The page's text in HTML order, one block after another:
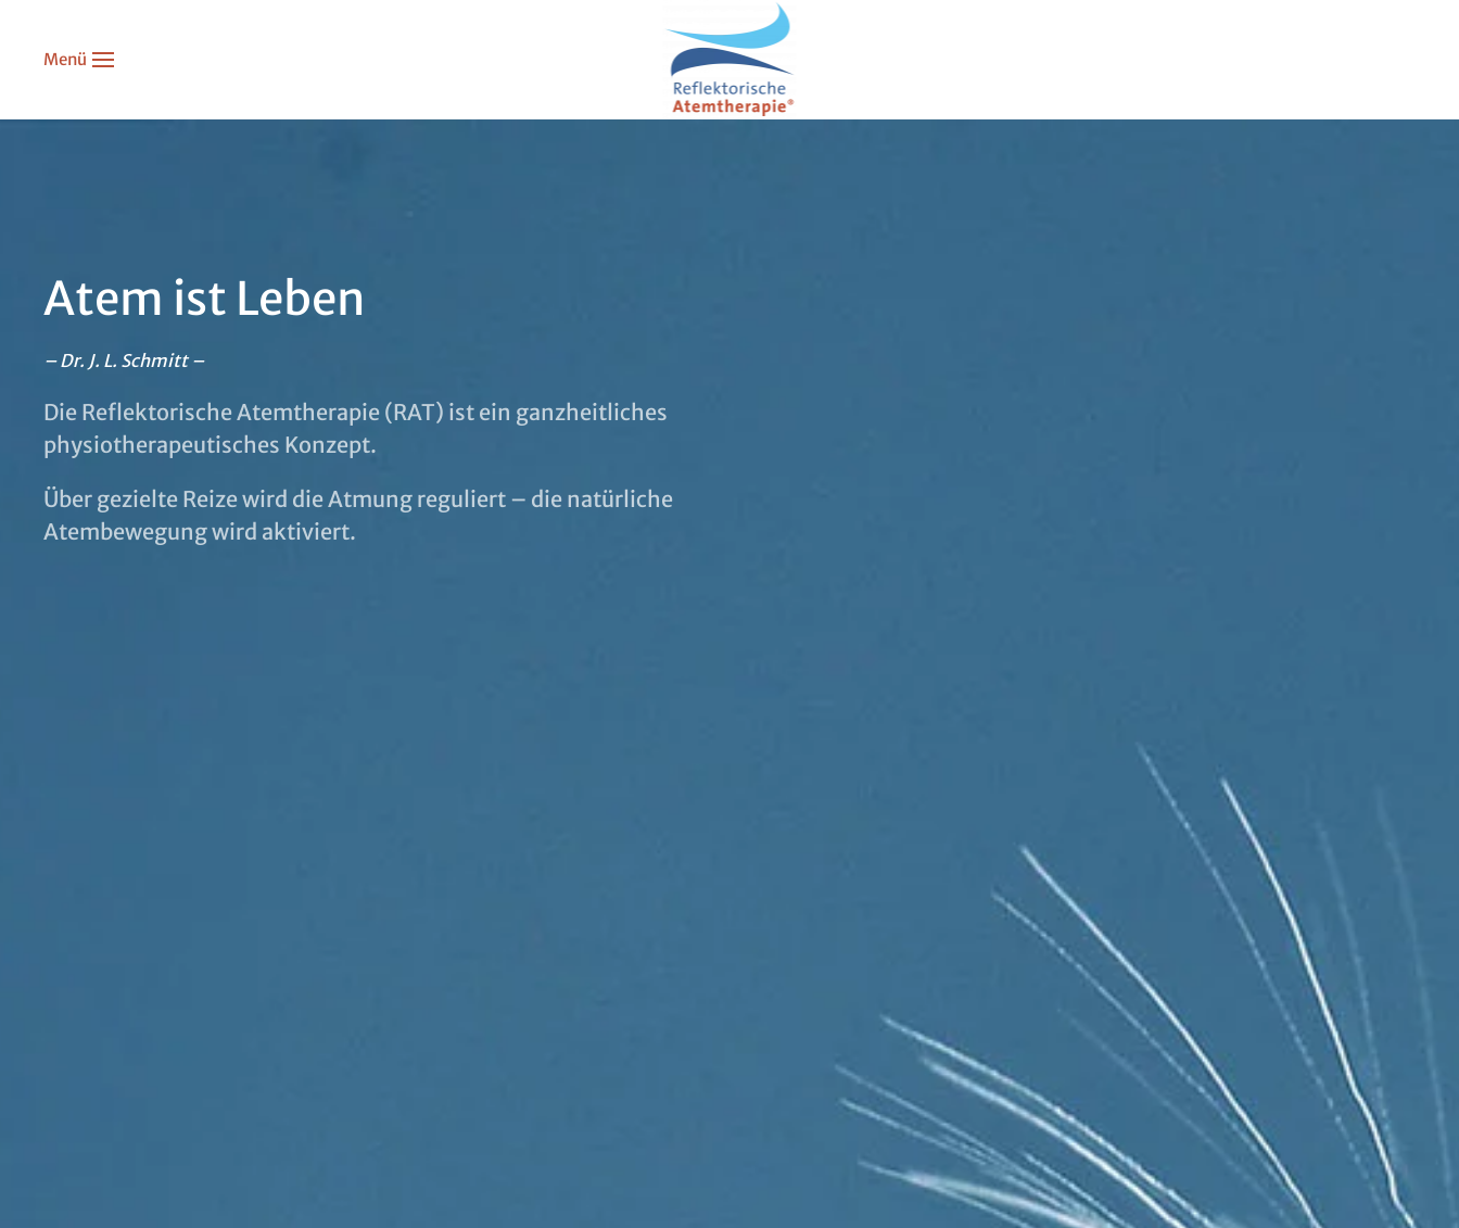
Zum Hauptinhalt springen
Menü
Atem ist Leben
– Dr. J. L. Schmitt –
Die Reflektorische Atemtherapie (RAT) ist ein ganzheitliches
physiotherapeutisches Konzept.
Über gezielte Reize wird die Atmung reguliert – die natürliche
Atembewegung wird aktiviert.